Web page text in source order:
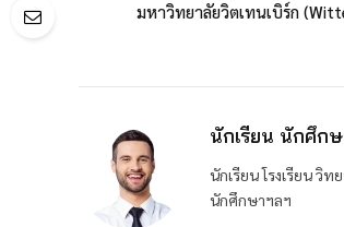
มหาวิทยาลัยวิตเทนเบิร์ก
นักเรียน นักศึก
นักเรียน โรงเรียน วิ
นักศึกษาฯลฯ